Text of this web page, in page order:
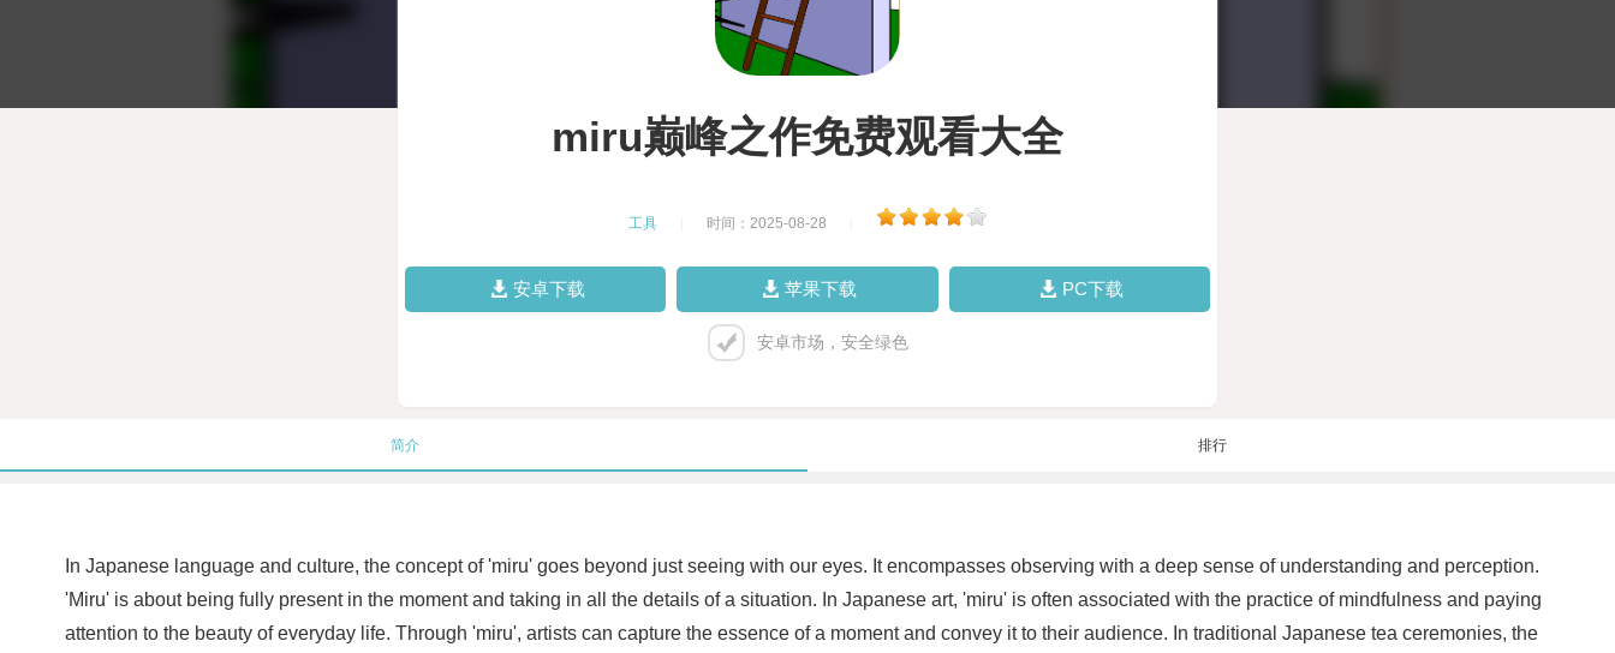
miru巅峰之作免费观看大全
工具 时间：2025-08-28
安卓下载 苹果下载 PC下载
安卓市场，安全绿色
简介 排行
In Japanese language and culture, the concept of 'miru' goes beyond just seeing with our eyes. It encompasses observing with a deep sense of understanding and perception.
'Miru' is about being fully present in the moment and taking in all the details of a situation. In Japanese art, 'miru' is often associated with the practice of mindfulness and paying
attention to the beauty of everyday life. Through 'miru', artists can capture the essence of a moment and convey it to their audience. In traditional Japanese tea ceremonies, the